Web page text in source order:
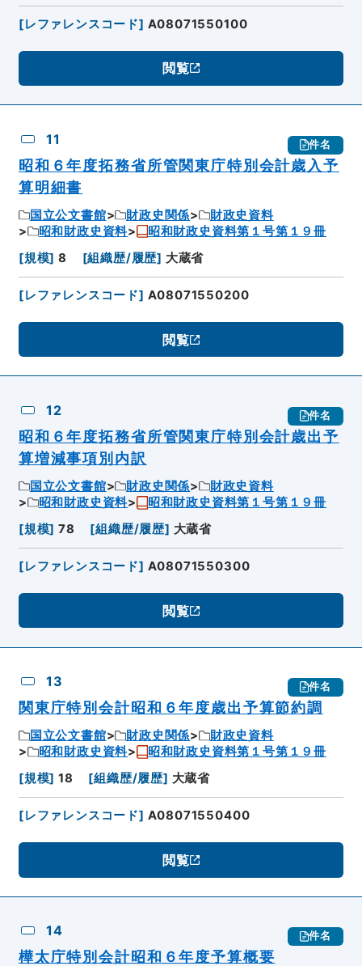
[レファレンスコード] A08071550100
閲覧
11 件名
昭和６年度拓務省所管関東庁特別会計歳入予
算明細書
国立公文書館 財政史関係
財政史資料
昭和財政史資料
昭和財政史資料第１号第１９冊
[規模] 8 [組織歴/履歴] 大蔵省
[レファレンスコード] A08071550200
閲覧
12 件名
昭和６年度拓務省所管関東庁特別会計歳出予
算増減事項別内訳
国立公文書館 財政史関係
財政史資料
昭和財政史資料
昭和財政史資料第１号第１９冊
[規模] 78 [組織歴/履歴] 大蔵省
[レファレンスコード] A08071550300
閲覧
13 件名
関東庁特別会計昭和６年度歳出予算節約調
国立公文書館 財政史関係
財政史資料
昭和財政史資料
昭和財政史資料第１号第１９冊
[規模] 18 [組織歴/履歴] 大蔵省
[レファレンスコード] A08071550400
閲覧
14 件名
樺太庁特別会計昭和６年度予算概要